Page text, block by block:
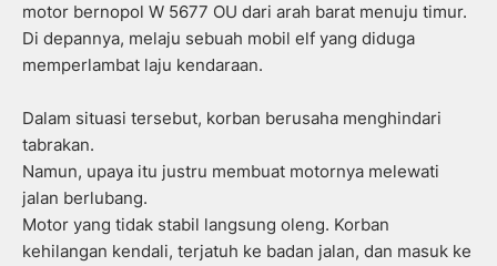
motor bernopol W 5677 OU dari arah barat menuju timur.
Di depannya, melaju sebuah mobil elf yang diduga
memperlambat laju kendaraan.
Dalam situasi tersebut, korban berusaha menghindari
tabrakan.
Namun, upaya itu justru membuat motornya melewati
jalan berlubang.
Motor yang tidak stabil langsung oleng. Korban
kehilangan kendali, terjatuh ke badan jalan, dan masuk ke